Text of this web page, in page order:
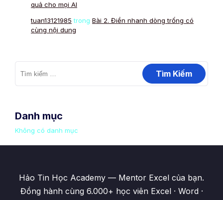
quả cho mọi AI
tuan13121985 trong Bài 2. Điền nhanh dòng trống có
cùng nội dung
Danh mục
Không có danh mục
Hảo Tin Học Academy — Mentor Excel của bạn.
Đồng hành cùng 6.000+ học viên Excel · Word ·